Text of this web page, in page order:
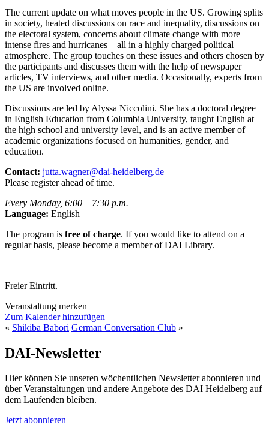
The current update on what moves people in the US. Growing splits
in society, heated discussions on race and inequality, discussions on
the electoral system, concerns about climate change with more
intense fires and hurricanes – all in a highly charged political
atmosphere. The group touches on these issues and others chosen by
the participants and discusses them with the help of newspaper
articles, TV interviews, and other media. Occasionally, experts from
the US are involved online.
Discussions are led by Alyssa Niccolini. She has a doctoral degree
in English Education from Columbia University, taught English at
the high school and university level, and is an active member of
academic organizations focused on humanities, gender, and
education.
Contact: jutta.wagner@dai-heidelberg.de
Please register ahead of time.
Every Monday, 6:00 – 7:30 p.m.
Language: English
The program is free of charge. If you would like to attend on a
regular basis, please become a member of DAI Library.
Freier Eintritt.
Veranstaltung merken
Zum Kalender hinzufügen
« Shikiba Babori German Conversation Club »
DAI-Newsletter
Hier können Sie unseren wöchentlichen Newsletter abonnieren und
über Veranstaltungen und andere Angebote des DAI Heidelberg auf
dem Laufenden bleiben.
Jetzt abonnieren